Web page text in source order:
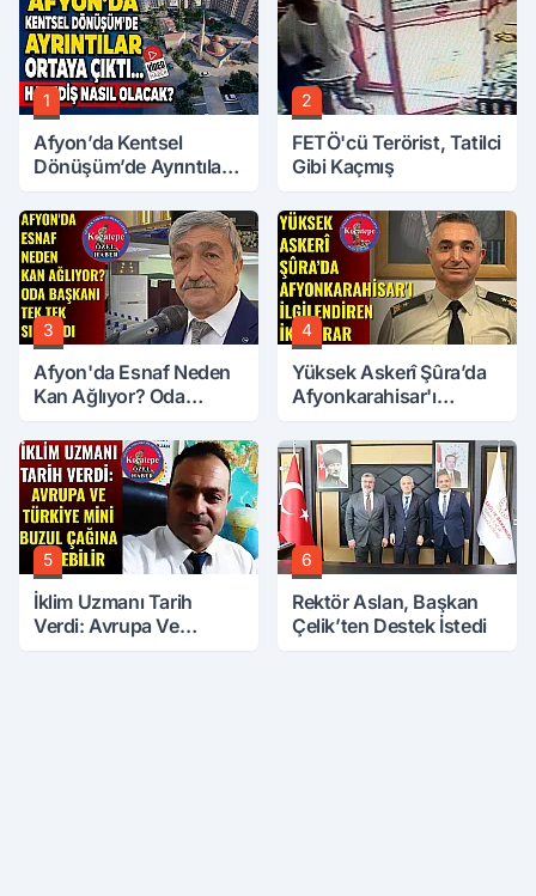
1
Afyon’da Kentsel
Dönüşüm’de Ayrıntılar
Nasıl Olacak?
2
FETÖ'cü Terörist, Tatilci
Gibi Kaçmış
3
Afyon'da Esnaf Neden
Kan Ağlıyor? Oda
4
Yüksek Askerî Şûra’da
Afyonkarahisar'ı
5
İklim Uzmanı Tarih
Verdi: Avrupa Ve
6
Rektör Aslan, Başkan
Çelik’ten Destek İstedi